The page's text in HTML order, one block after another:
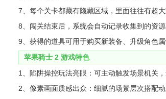
7、每个关卡都藏有隐藏区域，里面往往有超
8、闯关结束后，系统会自动记录收集到的资
9、获得的道具可用于购买新装备、升级角色
苹果骑士 2 游戏特色
1、陷阱操控玩法亮眼：可主动触发场景机关
2、像素画面质感出众：细腻的场景层次搭配